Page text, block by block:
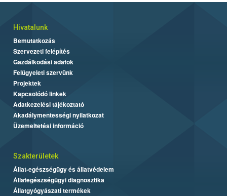
Hivatalunk
Bemutatkozás
Szervezeti felépítés
Gazdálkodási adatok
Felügyeleti szervünk
Projektek
Kapcsolódó linkek
Adatkezelési tájékoztató
Akadálymentességi nyilatkozat
Üzemeltetési információ
Szakterületek
Állat-egészségügy és állatvédelem
Állategészségügyi diagnosztika
Állatgyógyászati termékek